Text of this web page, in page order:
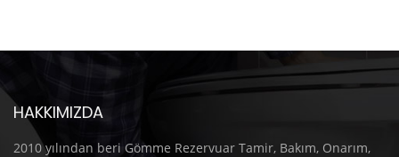
HAKKIMIZDA
2010 yılından beri Gömme Rezervuar Tamir, Bakım, Onarım,